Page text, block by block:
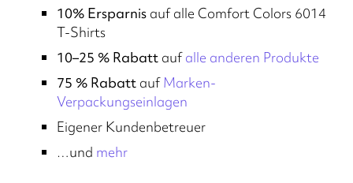
10% Ersparnis auf alle Comfort Colors 6014
T-Shirts
10–25 % Rabatt aufalle anderen Produkte
75 % Rabatt aufMarken-
Verpackungseinlagen
Eigener Kundenbetreuer
…und mehr